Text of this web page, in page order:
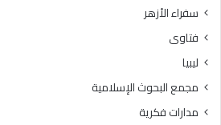
سفراء الأزهر
فتاوى
ليبيا
مجمع البحوث الإسلامية
مدارات فكرية